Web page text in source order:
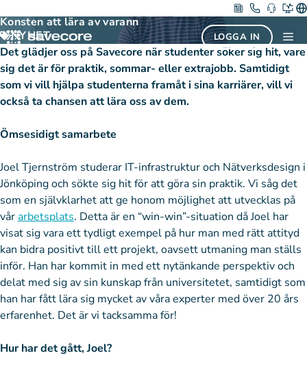
till
innehåll
LOGGA IN
Konsten att lära av varann
NYHET
Det glädjer oss på Savecore när studenter söker sig hit, vare
sig det är för praktik, sommar- eller extrajobb. Samtidigt
som vi vill hjälpa studenterna framåt i sina karriärer, vill vi
också ta chansen att lära oss av dem.
Ömsesidigt samarbete
Joel Tjernström studerar IT-infrastruktur och Nätverksdesign i
Jönköping och sökte sig hit för att göra sin praktik. Vi såg det
som en självklarhet att ge honom möjlighet att utvecklas på
vårarbetsplats. Detta är en “win-win”-situation då Joel har
visat sig vara ett tydligt exempel på hur man med rätt attityd
kan bidra positivt till ett projekt, oavsett utmaning man ställs
inför. Han har kommit in med ett nytänkande perspektiv och
delat med sig av sin kunskap från universitetet, samtidigt som
han har fått lära sig mycket av våra experter med över 20 års
erfarenhet. Det är vi tacksamma för!
Hur har det gått, Joel?